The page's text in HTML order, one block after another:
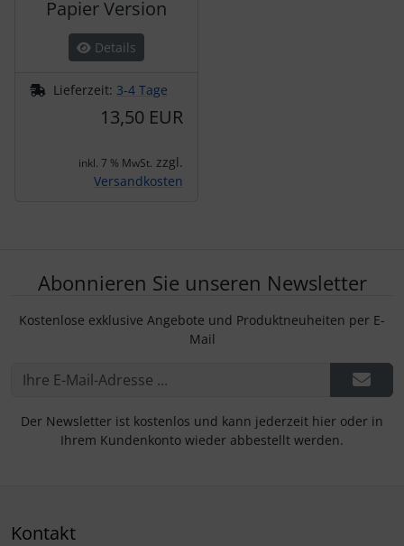
Papier Version
Details
Lieferzeit: 3-4 Tage
13,50 EUR
inkl. 7 % MwSt. zzgl.
Versandkosten
Abonnieren Sie unseren Newsletter
Kostenlose exklusive Angebote und Produktneuheiten per E-
Mail
Der Newsletter ist kostenlos und kann jederzeit hier oder in
Ihrem Kundenkonto wieder abbestellt werden.
Kontakt